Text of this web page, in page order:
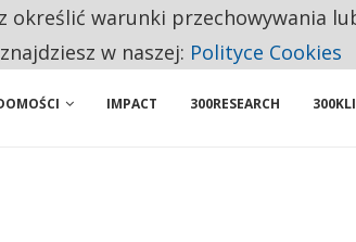
NA PODSTAWOWE ZAKUPY
IMPACT 300RESEARCH
określić warunki przechowywania
w naszej: Polityce Cookies